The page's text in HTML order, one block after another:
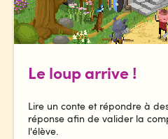
Le loup arrive !
Lire un conte et répondre à
réponse afin de valider la
l'élève.